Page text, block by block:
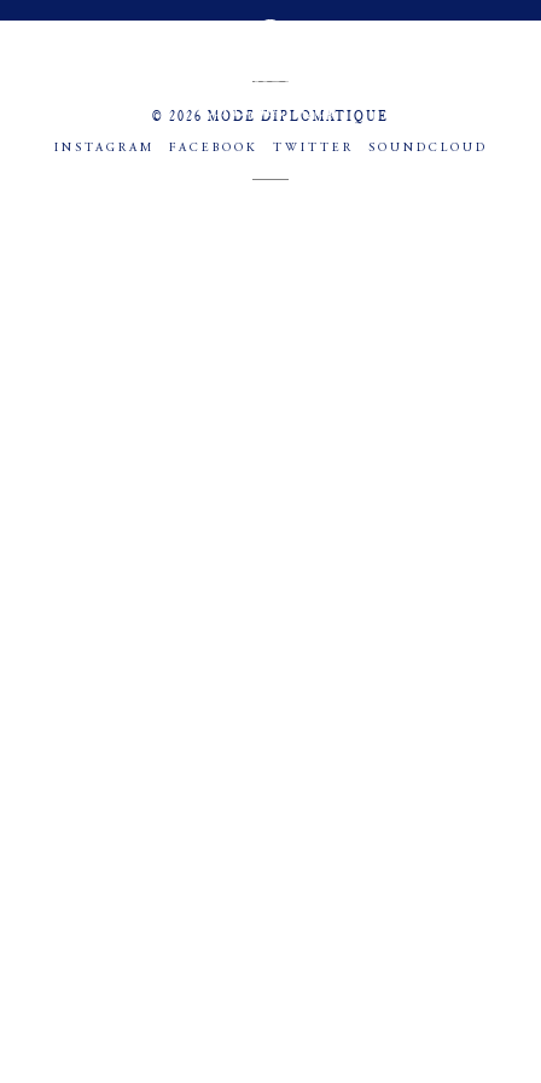
© 2026 MODE DIPLOMATIQUE
INSTAGRAM FACEBOOK TWITTER SOUNDCLOUD